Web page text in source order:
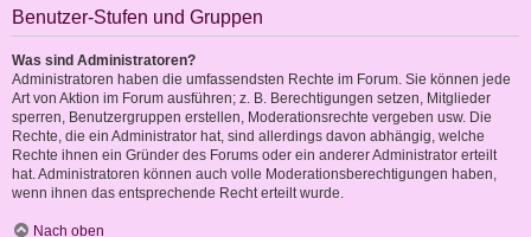
Benutzer-Stufen und Gruppen
Was sind Administratoren?
Administratoren haben die umfassendsten Rechte im Forum. Sie können jede
Art von Aktion im Forum ausführen; z. B. Berechtigungen setzen, Mitglieder
sperren, Benutzergruppen erstellen, Moderationsrechte vergeben usw. Die
Rechte, die ein Administrator hat, sind allerdings davon abhängig, welche
Rechte ihnen ein Gründer des Forums oder ein anderer Administrator erteilt
hat. Administratoren können auch volle Moderationsberechtigungen haben,
wenn ihnen das entsprechende Recht erteilt wurde.
Nach oben